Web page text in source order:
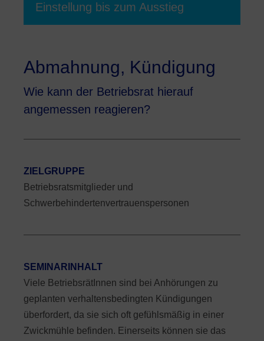
Einstellung bis zum Ausstieg
Abmahnung, Kündigung
Wie kann der Betriebsrat hierauf
angemessen reagieren?
ZIELGRUPPE
Betriebsratsmitglieder und
Schwerbehindertenvertrauenspersonen
SEMINARINHALT
Viele BetriebsrätInnen sind bei Anhörungen zu
geplanten verhaltensbedingten Kündigungen
überfordert, da sie sich oft gefühlsmäßig in einer
Zwickmühle befinden. Einerseits können sie das